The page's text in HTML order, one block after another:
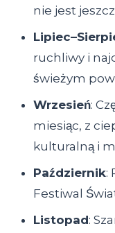
nie jest
ruchliwy i
świeżym
Wrzesień:
miesiąc, z
kulturalną i
Październik:
Festiwal
Listopad: